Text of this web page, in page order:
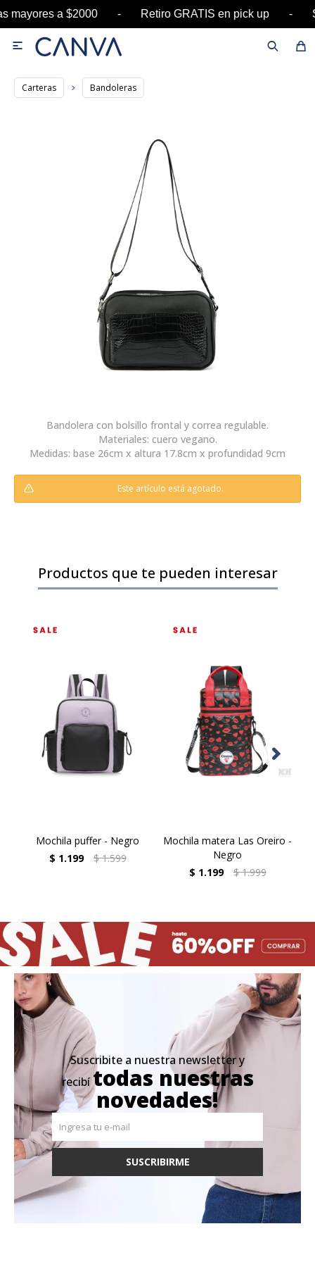
mayores a $2000 - Retiro GRATIS en pick up

Carteras Bandoleras
Bandolera con bolsillo frontal y correa regulable.
Materiales: cuero vegano.
Medidas: base 26cm x altura 17.8cm x profundidad 9cm
Este artículo está agotado.
Productos que te pueden interesar
Mochila puffer - Negro
$ 1.199 $ 1.599
Mochila matera Las Oreiro -
Negro
$ 1.199 $ 1.999
Suscribite a nuestra newsletter y
recibítodas nuestras
novedades!
SUSCRIBIRME